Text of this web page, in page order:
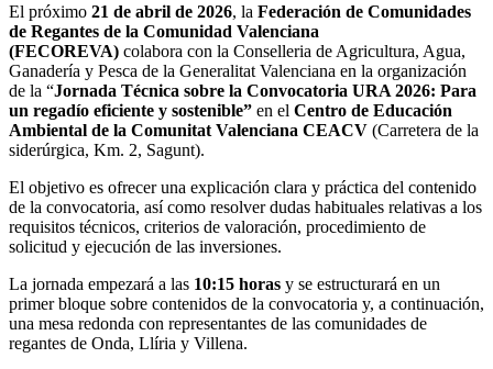
El próximo 21 de abril de 2026, la Federación de Comunidades
de Regantes de la Comunidad Valenciana
(FECOREVA) colabora con la Conselleria de Agricultura, Agua,
Ganadería y Pesca de la Generalitat Valenciana en la organización
de la “Jornada Técnica sobre la Convocatoria URA 2026: Para
un regadío eficiente y sostenible” en el Centro de Educación
Ambiental de la Comunitat Valenciana CEACV (Carretera de la
siderúrgica, Km. 2, Sagunt).
El objetivo es ofrecer una explicación clara y práctica del contenido
de la convocatoria, así como resolver dudas habituales relativas a los
requisitos técnicos, criterios de valoración, procedimiento de
solicitud y ejecución de las inversiones.
La jornada empezará a las 10:15 horas y se estructurará en un
primer bloque sobre contenidos de la convocatoria y, a continuación,
una mesa redonda con representantes de las comunidades de
regantes de Onda, Llíria y Villena.